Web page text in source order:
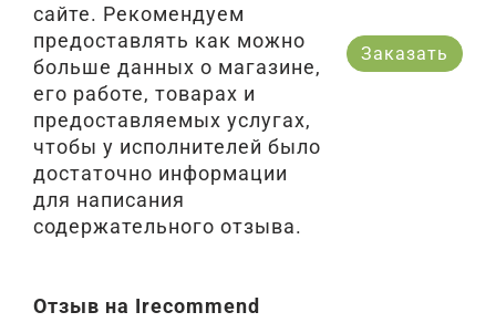
сайте. Рекомендуем
предоставлять как можно
больше данных о магазине,
его работе, товарах и
предоставляемых услугах,
чтобы у исполнителей было
достаточно информации
для написания
содержательного отзыва.
Заказать
Отзыв на Irecommend